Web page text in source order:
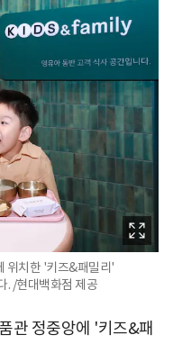
위치한 '키즈&패밀리'
. /현대백화점 제공
관 정중앙에 '키즈&패